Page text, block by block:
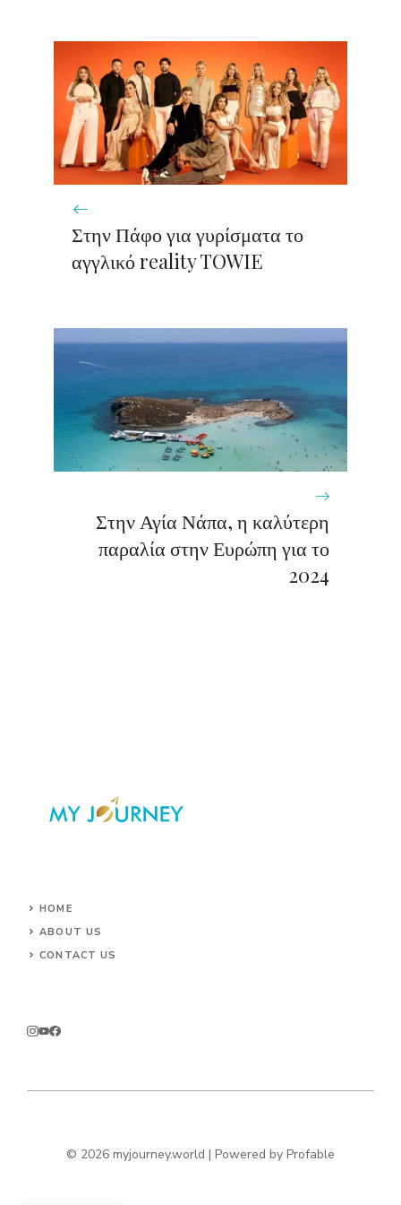
Στην Πάφο για γυρίσματα το
αγγλικό reality TOWIE
Στην Αγία Νάπα, η καλύτερη
παραλία στην Ευρώπη για το
2024
HOME
ABOUT US
CONTACT US
© 2026 myjourney.world | Powered by Profable